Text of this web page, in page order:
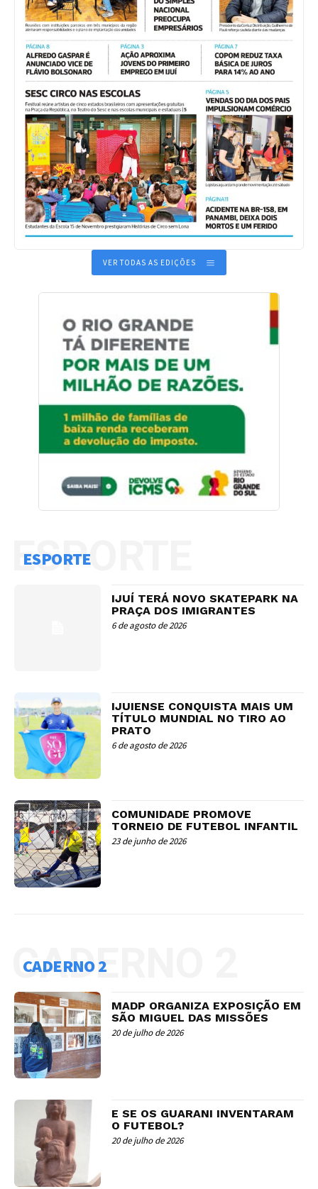
VER TODAS AS EDIÇÕES
ESPORTE
ESPORTE
IJUÍ TERÁ NOVO SKATEPARK NA
PRAÇA DOS IMIGRANTES
6 de agosto de 2026
IJUIENSE CONQUISTA MAIS UM
TÍTULO MUNDIAL NO TIRO AO
PRATO
6 de agosto de 2026
COMUNIDADE PROMOVE
TORNEIO DE FUTEBOL INFANTIL
23 de junho de 2026
CADERNO 2
CADERNO 2
MADP ORGANIZA EXPOSIÇÃO EM
SÃO MIGUEL DAS MISSÕES
20 de julho de 2026
E SE OS GUARANI INVENTARAM
O FUTEBOL?
20 de julho de 2026